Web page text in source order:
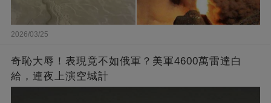
2026/03/25
奇恥大辱！表現竟不如俄軍？美軍4600萬雷達白
給，連夜上演空城計